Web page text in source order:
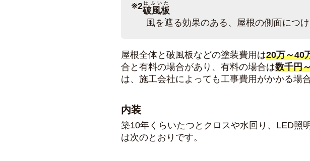
※2破風板
はふいた
風を遮る効果のある、屋根の側面につ
屋根全体と破風板などの塗装費用は20万～40
合と有料の場合があり、有料の場合は数千円
は、施工会社によっても工事費用がかかる場
内装
築10年くらいたつとクロスや水回り、LED照
は次のとおりです。